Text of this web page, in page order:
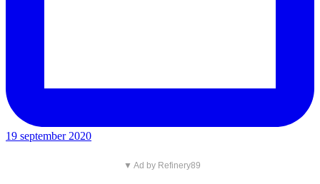
19 september 2020
▼ Ad by Refinery89